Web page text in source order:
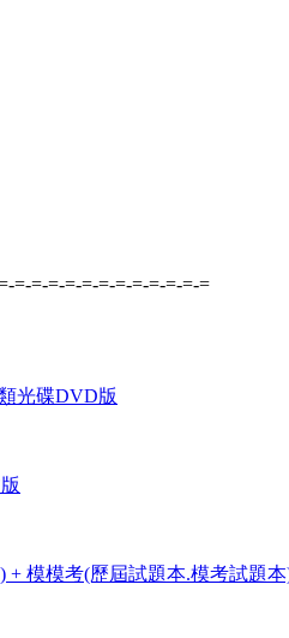
=-=-=-=-=-=-=-=-=-=-=-=
光碟DVD版
+ 模模考(歷屆試題本.模考試題